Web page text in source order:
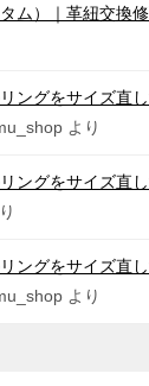
ム）｜革紐交換
ングをサイズ直
より
ングをサイズ直
ングをサイズ直
より